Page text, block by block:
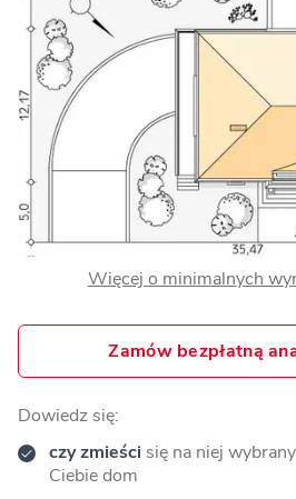
Więcej o minimalnych
Zamów bezpłatną
Dowiedz się:
czy zmieści się na niej
Ciebie dom